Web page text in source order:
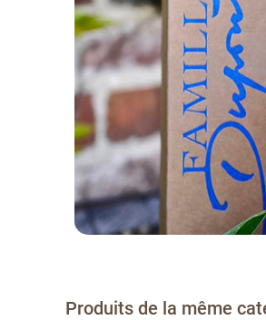
Produits de la même